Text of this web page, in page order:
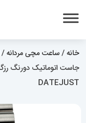
خانه /ساعت مچی مردانه /
DATEJUST